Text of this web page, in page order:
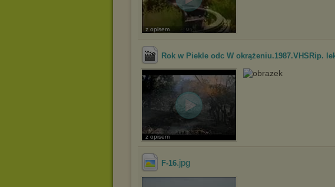
z opisem
Rok w Piekle odc W okrążeniu.1987.VHSRip.
z opisem
F-16.jpg